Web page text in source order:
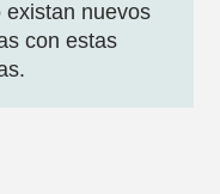
nuevos
con estas